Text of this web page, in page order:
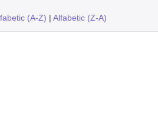
(A-Z) | Alfabetic (Z-A)